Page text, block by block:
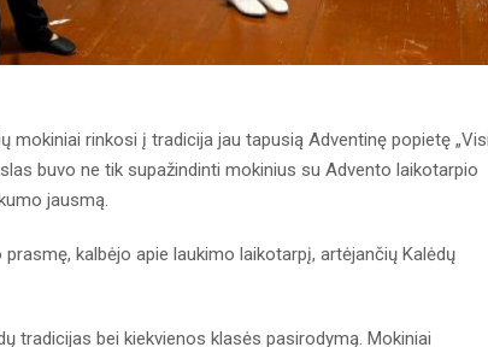
rinkosi į tradicija jau tapusią Adventinę popietę „Visi
buvo ne tik supažindinti mokinius su Advento laikotarpio
jausmą.
kalbėjo apie laukimo laikotarpį, artėjančių Kalėdų
tradicijas bei kiekvienos klasės pasirodymą. Mokiniai